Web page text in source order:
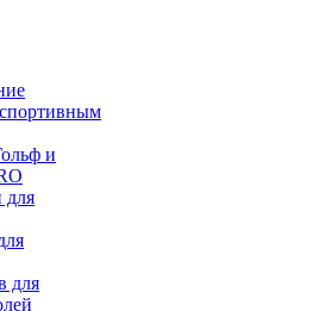
спортивным
и
для
для